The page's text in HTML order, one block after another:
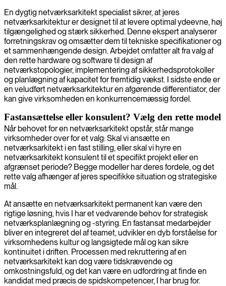
En dygtig netværksarkitekt specialist sikrer, at jeres
netværksarkitektur er designet til at levere optimal ydeevne, høj
tilgængelighed og stærk sikkerhed. Denne ekspert analyserer
forretningskrav og omsætter dem til tekniske specifikationer og
et sammenhængende design. Arbejdet omfatter alt fra valg af
den rette hardware og software til design af
netværkstopologier, implementering af sikkerhedsprotokoller
og planlægning af kapacitet for fremtidig vækst. I sidste ende er
en veludført netværksarkitektur en afgørende differentiator, der
kan give virksomheden en konkurrencemæssig fordel.
Fastansættelse eller konsulent? Vælg den rette model
Når behovet for en netværksarkitekt opstår, står mange
virksomheder over for et valg: Skal vi ansætte en
netværksarkitekt i en fast stilling, eller skal vi hyre en
netværksarkitekt konsulent til et specifikt projekt eller en
afgrænset periode? Begge modeller har deres fordele, og det
rette valg afhænger af jeres specifikke situation og strategiske
mål.
At ansætte en netværksarkitekt permanent kan være den
rigtige løsning, hvis I har et vedvarende behov for strategisk
netværksplanlægning og -styring. En fastansat medarbejder
bliver en integreret del af teamet, udvikler en dyb forståelse for
virksomhedens kultur og langsigtede mål og kan sikre
kontinuitet i driften. Processen med rekruttering af en
netværksarkitekt kan dog være tidskrævende og
omkostningsfuld, og det kan være en udfordring at finde en
kandidat med præcis de spidskompetencer, I har brug for.